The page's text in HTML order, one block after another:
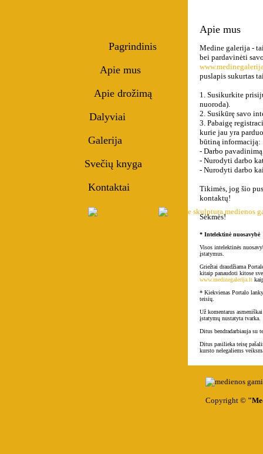
Pagrindinis
Apie mus
Apie drožimą
Dalyviai
Galerija
Svečių knyga
Kontaktai
Apie mus
Medine galerija -
bei pardavinėti
puslapis sukurtas
1. Susikurkite
nuoroda).
2. Susikūrę savo
3. Pabaigę
kurie jau yra
būtiną informaciją:
- Darbo
- Nurodyti darbo
- Nurodyti darbo
Tikimės, jog šio
kontaktų!
Sėkmės!
* Intelektinė nuosavybė
Visos intelektinės
įstatymus.
Griežtai draudžiama
kitaip panaudoti kitose
www.medinegalerija.lt
* Kiekvienas Portalo
teisių.
Už komentarus
įstatymų nustatyta tvarka.
Ditus bendradarbiauja su
Ditus pasilieka teisę
kursto nelegaliems
Copyright ©